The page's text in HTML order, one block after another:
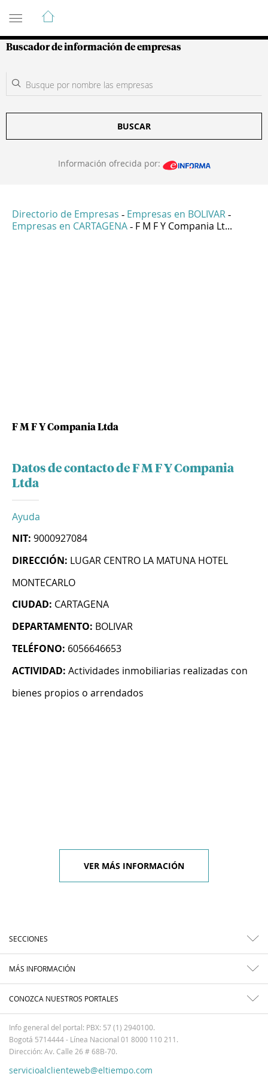
Guía de Empresas Colombianas
Buscador de información de empresas
BUSCAR
Información ofrecida por:
Directorio de Empresas - Empresas en BOLIVAR -
Empresas en CARTAGENA - F M F Y Compania Lt...
F M F Y Compania Ltda
Datos de contacto de F M F Y Compania
Ltda
Ayuda
NIT: 9000927084
DIRECCIÓN: LUGAR CENTRO LA MATUNA HOTEL
MONTECARLO
CIUDAD: CARTAGENA
DEPARTAMENTO: BOLIVAR
TELÉFONO: 6056646653
ACTIVIDAD: Actividades inmobiliarias realizadas con
bienes propios o arrendados
VER MÁS INFORMACIÓN
SECCIONES
MÁS INFORMACIÓN
CONOZCA NUESTROS PORTALES
Info general del portal: PBX: 57 (1) 2940100.
Bogotá 5714444 - Línea Nacional 01 8000 110 211.
Dirección: Av. Calle 26 # 68B-70.
servicioalclienteweb@eltiempo.com